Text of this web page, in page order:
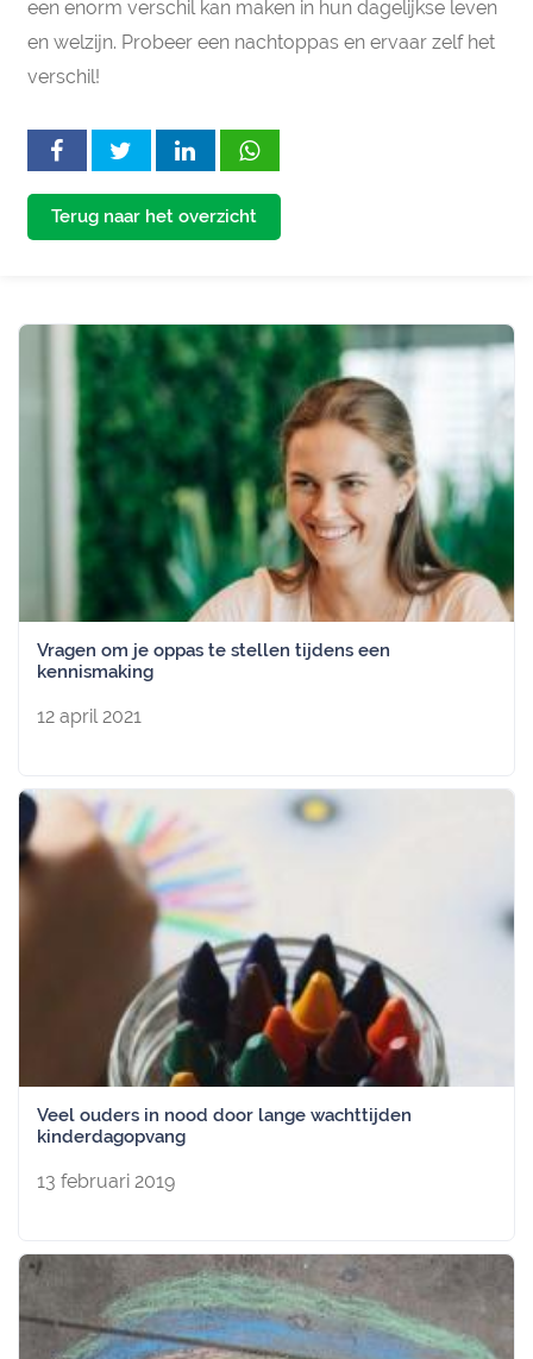
een enorm verschil kan maken in hun dagelijkse leven
en welzijn. Probeer een nachtoppas en ervaar zelf het
verschil!
Terug naar het overzicht
Vragen om je oppas te stellen tijdens een
kennismaking
12 april 2021
Veel ouders in nood door lange wachttijden
kinderdagopvang
13 februari 2019